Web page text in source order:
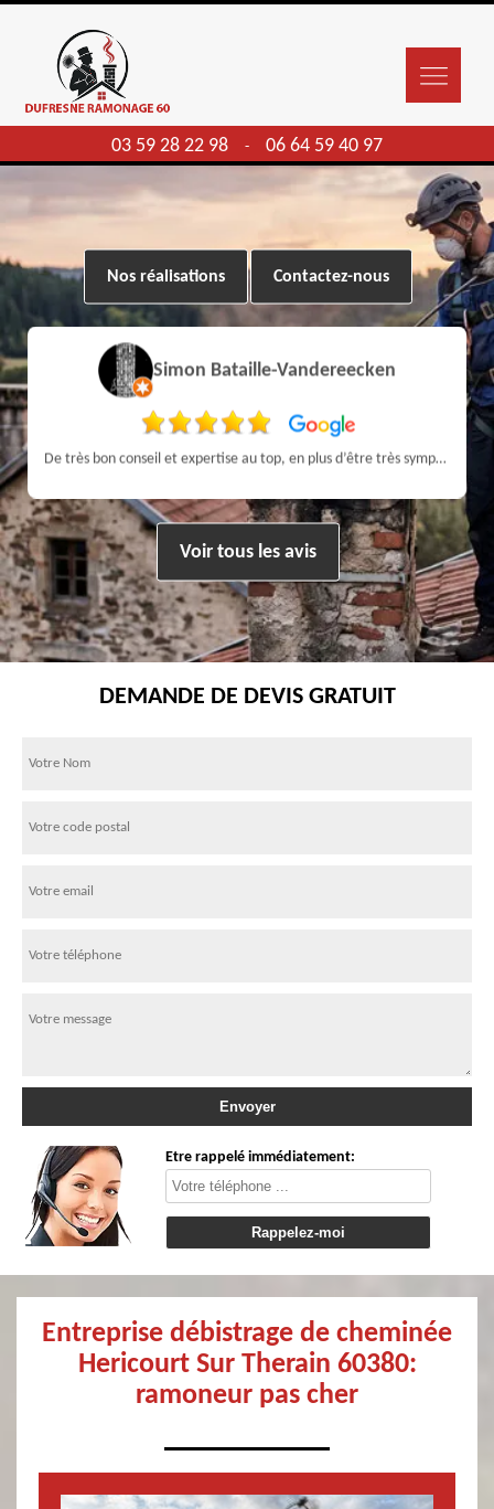
03 59 28 22 98 - 06 64 59 40 97
Nos réalisations Contactez-nous
Simon Bataille-Vandereecken
De très bon conseil et expertise au top, en plus d’être très sympathique, je recommande! Nous avons été bien aidés et renseignés sur quoi faire de notre insert et son entretien futur, merci :)
Voir tous les avis
DEMANDE DE DEVIS GRATUIT
Etre rappelé immédiatement:
Entreprise débistrage de cheminée
Hericourt Sur Therain 60380:
ramoneur pas cher